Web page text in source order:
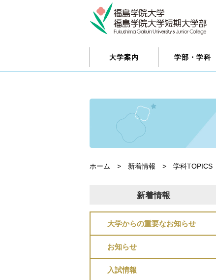
大学案内 学部・学科
ホーム > 新着情報 > 学科TOPICS
新着情報
大学からの重要なお知らせ
お知らせ
入試情報